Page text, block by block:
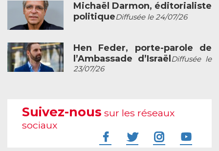
Michaël Darmon, éditorialiste
politiqueDiffusée le 24/07/26
Hen Feder, porte-parole de
l’Ambassade d’Israël Diffusée le
23/07/26
Suivez-nous sur les réseaux
sociaux